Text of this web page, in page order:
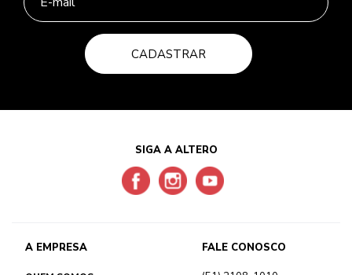
CADASTRAR
SIGA A ALTERO
A EMPRESA FALE CONOSCO